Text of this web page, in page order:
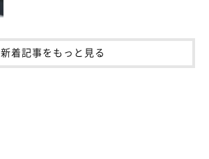
新着記事をもっと見る